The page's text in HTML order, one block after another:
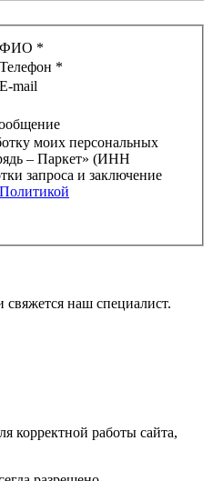
ФИО *
Телефон *
E-mail
моих персональных
– Паркет» (ИНН
Политикой
наш специалист.
корректной работы сайта,